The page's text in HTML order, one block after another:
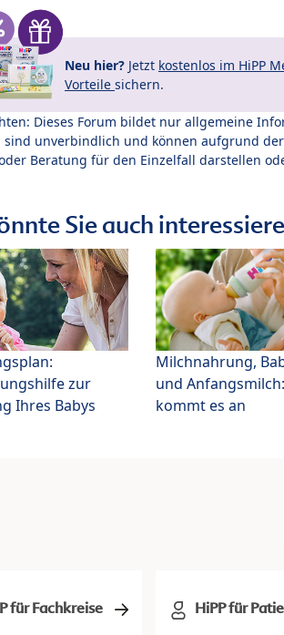
Neu hier? Jetzt kostenlos im HiPP
Vorteile sichern.
Dieses Forum bildet nur allgemeine
sind unverbindlich und können aufgrund
Beratung für den Einzelfall darstellen
Sie auch
zur
Ihres Babys
Milchnahrung,
und
kommt es an
für Fachkreise HiPP für